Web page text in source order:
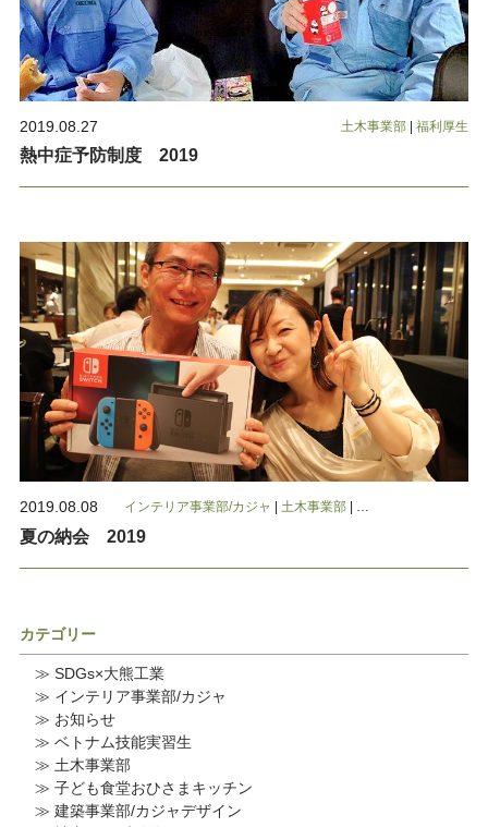
2019.08.27 土木事業部 |福利厚生
熱中症予防制度 2019
2019.08.08 インテリア事業部/カジャ 土木事業部| 建築事業部/カジャデ
夏の納会 2019
カテゴリー
≫ SDGs×大熊工業
≫ インテリア事業部/カジャ
≫ お知らせ
≫ ベトナム技能実習生
≫ 土木事業部
≫ 子ども食堂おひさまキッチン
≫ 建築事業部/カジャデザイン